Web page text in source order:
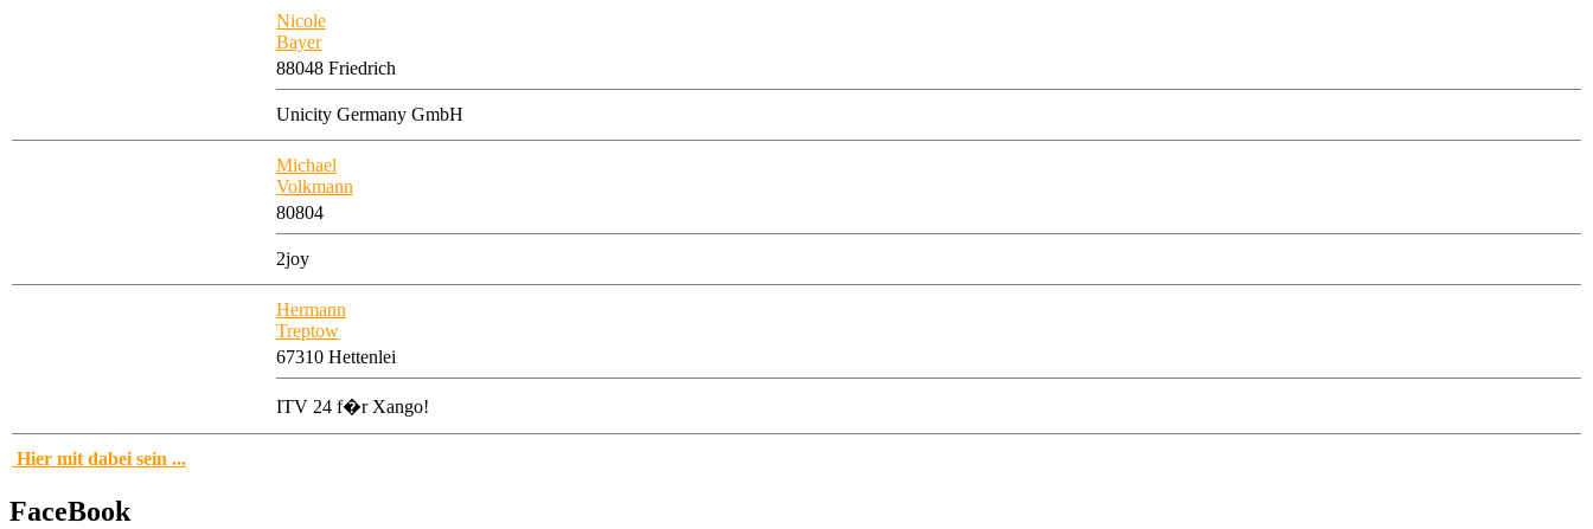
Nicole
Bayer
88048 Friedrich
Unicity Germany GmbH
Michael
Volkmann
80804
2joy
Hermann
Treptow
67310 Hettenlei
ITV 24 f�r Xango!
Hier mit dabei sein ...
FaceBook